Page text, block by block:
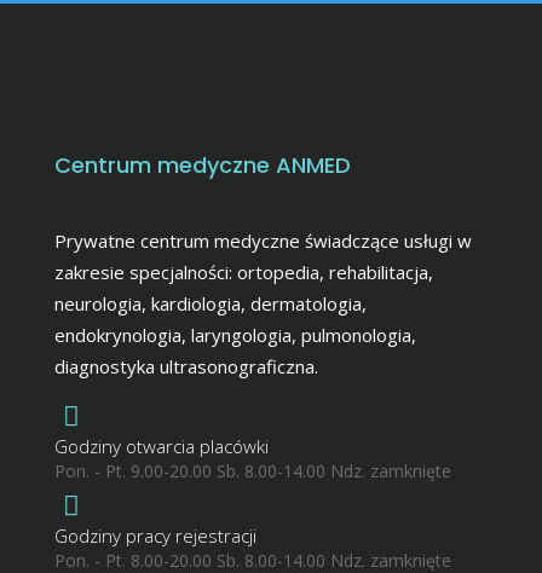
Centrum medyczne ANMED
Prywatne centrum medyczne świadczące usługi w
zakresie specjalności: ortopedia, rehabilitacja,
neurologia, kardiologia, dermatologia,
endokrynologia, laryngologia, pulmonologia,
diagnostyka ultrasonograficzna.
Godziny otwarcia placówki
Pon. - Pt. 9.00-20.00 Sb. 8.00-14.00 Ndz. zamknięte
Godziny pracy rejestracji
Pon. - Pt. 8.00-20.00 Sb. 8.00-14.00 Ndz. zamknięte